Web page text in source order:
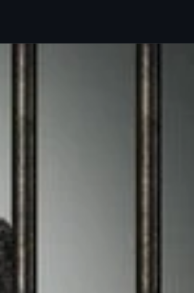
Uzbek tilida